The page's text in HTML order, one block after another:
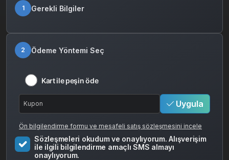
1 Gerekli Bilgiler
2 Ödeme Yöntemi Seç
Kart ile peşin öde
Uygula
Ön bilgilendirme formu ve mesafeli satış sözleşmesini incele
Sözleşmeleri okudum ve onaylıyorum. Alışverişim
ile ilgili bilgilendirme amaçlı SMS almayı
onaylıyorum.